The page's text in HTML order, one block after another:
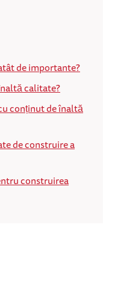
de importante?
calitate?
conținut de înaltă
de construire a
construirea